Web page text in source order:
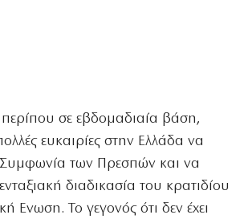
σε εβδομαδιαία βάση,
ευκαιρίες στην Ελλάδα να
Συμφωνία των Πρεσπών και να
διαδικασία του κρατιδίου
Ενωση. Το γεγονός ότι δεν έχει